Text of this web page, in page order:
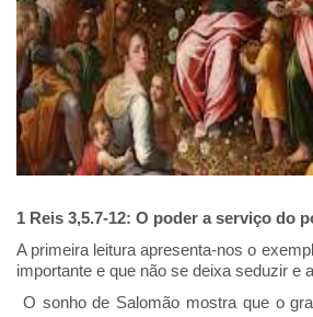
1 Reis 3,5.7-12: O poder a serviço do
A primeira leitura apresenta-nos o
importante e que não se deixa seduzir e
O sonho de Salomão mostra que o